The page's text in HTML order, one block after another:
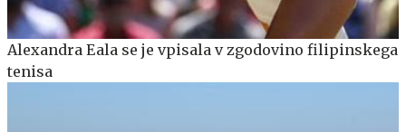
Alexandra Eala se je vpisala v zgodovino filipinskega
tenisa